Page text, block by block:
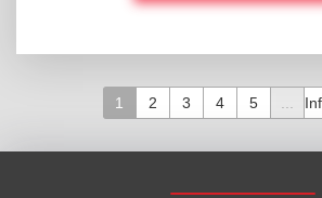
1 2 3 4 5